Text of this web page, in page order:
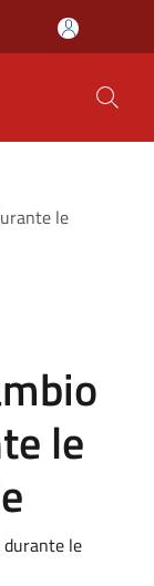
le
le
durante le